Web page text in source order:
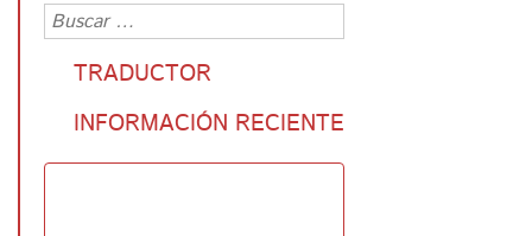
TRADUCTOR
INFORMACIÓN RECIENTE